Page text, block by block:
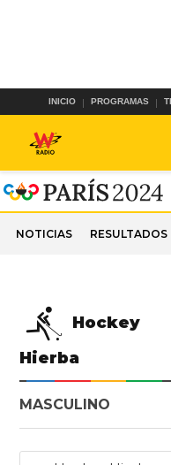
INICIO PROGRAMAS
NOTICIAS RESULTADOS
Hockey
Hierba
MASCULINO